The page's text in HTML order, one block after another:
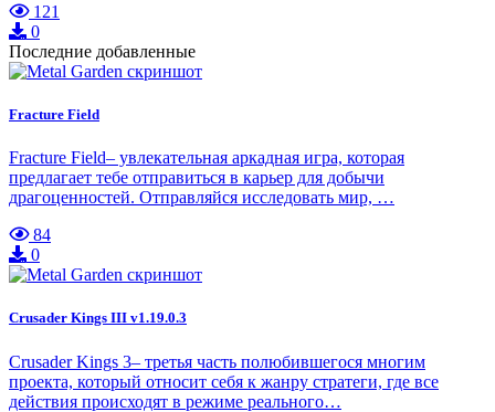
121
0
Последние добавленные
Fracture Field
Fracture Field– увлекательная аркадная игра, которая
предлагает тебе отправиться в карьер для добычи
драгоценностей. Отправляйся исследовать мир, …
84
0
Crusader Kings III v1.19.0.3
Crusader Kings 3– третья часть полюбившегося многим
проекта, который относит себя к жанру стратеги, где все
действия происходят в режиме реального…